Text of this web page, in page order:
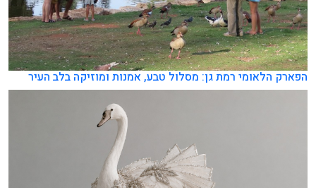
הפארק הלאומי רמת גן: מסלול טבע, אמנות ומוזיקה בלב העיר